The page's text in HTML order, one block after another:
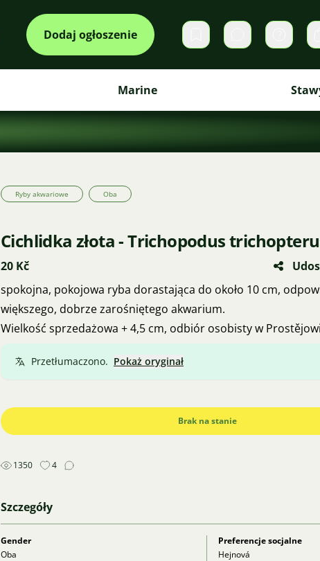
Dodaj ogłoszenie Prywatne
Marine
Ryby akwariowe Oba
Cichlidka złota - Trichopodus
20 Kč
spokojna, pokojowa ryba dorastająca do około 10 cm,
większego, dobrze zarośniętego akwarium.
Wielkość sprzedażowa + 4,5 cm, odbiór osobisty w
Przetłumaczono. Pokaż oryginał
Brak na stanie
1350 4
Szczegóły
Gender
Oba
Preferencje socjalne
Hejnová